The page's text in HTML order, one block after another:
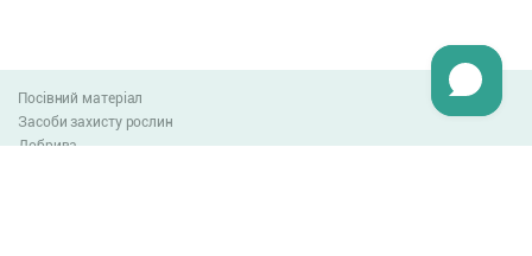
Посівний матеріал
Засоби захисту рослин
Добрива